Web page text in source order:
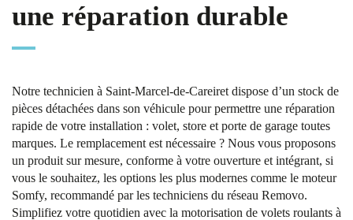
une réparation durable
Notre technicien à Saint-Marcel-de-Careiret dispose d’un stock de
pièces détachées dans son véhicule pour permettre une réparation
rapide de votre installation : volet, store et porte de garage toutes
marques. Le remplacement est nécessaire ? Nous vous proposons
un produit sur mesure, conforme à votre ouverture et intégrant, si
vous le souhaitez, les options les plus modernes comme le moteur
Somfy, recommandé par les techniciens du réseau Removo.
Simplifiez votre quotidien avec la motorisation de volets roulants à